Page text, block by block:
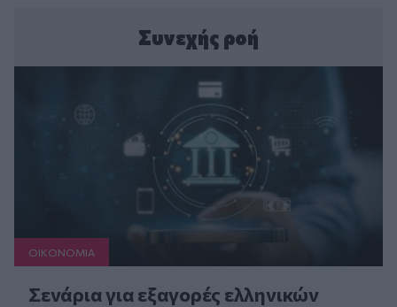
Συνεχής ροή
ΟΙΚΟΝΟΜΙΑ
Σενάρια για εξαγορές ελληνικών